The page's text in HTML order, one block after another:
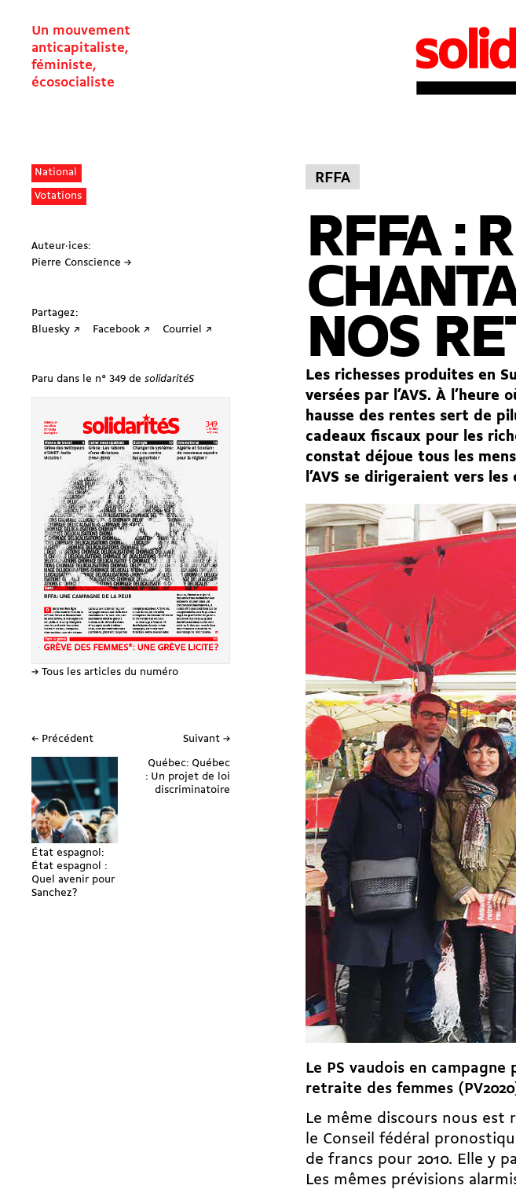
Un mouvement
anticapitaliste,
féministe,
écosocialiste
National
Votations
Auteur·ices:
Pierre Conscience →
Partagez:
Bluesky ↗
Facebook ↗ Courriel ↗
Paru dans le n° 349 de solidaritéS
→ Tous les articles du numéro
← Précédent
État espagnol:
État espagnol :
Quel avenir pour
Sanchez?
Suivant →
Québec: Québec
: Un projet de loi
discriminatoire
RFFA
RFFA :
NOS
Les richesses produites en
versées par l’AVS. À
hausse des rentes sert de
cadeaux fiscaux pour les
constat déjoue tous les
l’AVS se dirigeraient vers
Le PS vaudois en campagne
retraite des femmes
Le même discours nous est
le Conseil fédéral
de francs pour 2010. Elle y
Les mêmes prévisions